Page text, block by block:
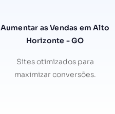
Aumentar as Vendas em Alto
Horizonte - GO
Sites otimizados para
maximizar conversões.